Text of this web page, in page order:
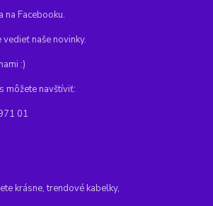
na Facebooku.
naše novinky.
:)
môžete navštíviť:
01
krásne, trendové kabelky,